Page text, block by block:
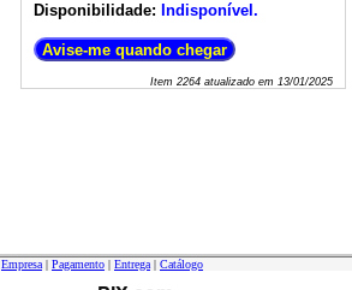
Disponibilidade: Indisponível.
Item 2264atualizado em 13/01/2025
Empresa | Pagamento | Entrega | Catálogo